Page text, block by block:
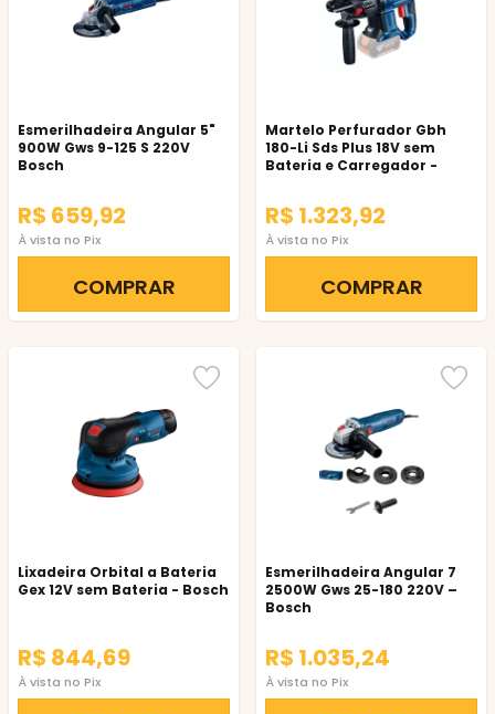
Esmerilhadeira Angular 5"
900W Gws 9-125 S 220V
Bosch
R$ 659,92
À vista no Pix
COMPRAR
Martelo Perfurador Gbh
180-Li Sds Plus 18V sem
Bateria e Carregador -
R$ 1.323,92
À vista no Pix
COMPRAR
Lixadeira Orbital a Bateria
Gex 12V sem Bateria - Bosch
R$ 844,69
À vista no Pix
Esmerilhadeira Angular 7
2500W Gws 25-180 220V –
Bosch
R$ 1.035,24
À vista no Pix